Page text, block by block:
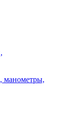
манометры,